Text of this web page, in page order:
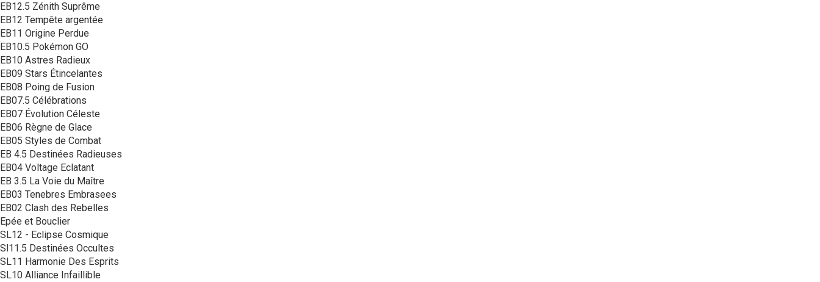
EB12.5 Zénith Suprême
EB12 Tempête argentée
EB11 Origine Perdue
EB10.5 Pokémon GO
EB10 Astres Radieux
EB09 Stars Étincelantes
EB08 Poing de Fusion
EB07.5 Célébrations
EB07 Évolution Céleste
EB06 Règne de Glace
EB05 Styles de Combat
EB 4.5 Destinées Radieuses
EB04 Voltage Eclatant
EB 3.5 La Voie du Maître
EB03 Tenebres Embrasees
EB02 Clash des Rebelles
Epée et Bouclier
SL12 - Eclipse Cosmique
Sl11.5 Destinées Occultes
SL11 Harmonie Des Esprits
SL10 Alliance Infaillible